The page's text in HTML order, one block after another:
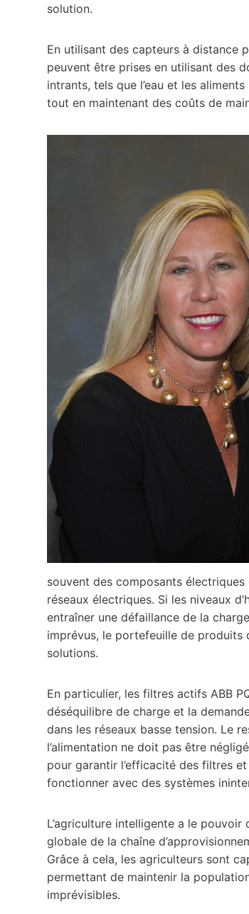
solution.
En utilisant des capteurs à distance
peuvent être prises en utilisant des
intrants, tels que l’eau et les
tout en maintenant des coûts de
souvent des composants
réseaux électriques. Si les niveaux
entraîner une défaillance de la
imprévus, le portefeuille de produits
solutions.
En particulier, les filtres actifs ABB
déséquilibre de charge et la
dans les réseaux basse tension. Le
l’alimentation ne doit pas être
pour garantir l’efficacité des filtres
fonctionner avec des systèmes
L’agriculture intelligente a le
globale de la chaîne
Grâce à cela, les agriculteurs sont
permettant de maintenir la
imprévisibles.